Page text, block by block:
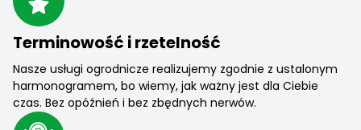
Terminowość i rzetelność
Nasze usługi ogrodnicze realizujemy zgodnie z ustalonym
harmonogramem, bo wiemy, jak ważny jest dla Ciebie
czas. Bez opóźnień i bez zbędnych nerwów.